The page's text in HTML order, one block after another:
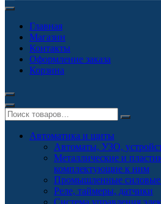
Главная
Магазин
Контакты
Оформление заказа
Корзина
Автоматика и щиты
Автоматы, УЗО,
Металлические и
комплектующие к ним
Промышленные силовые
Реле, таймеры, датчики
Система управления